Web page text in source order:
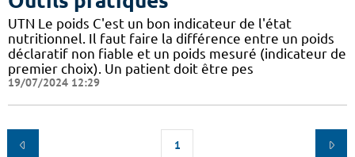
UTN Le poids C'est un bon indicateur de l'état
nutritionnel. Il faut faire la différence entre un poids
déclaratif non fiable et un poids mesuré (indicateur de
premier choix). Un patient doit être pes
19/07/2024 12:29
1